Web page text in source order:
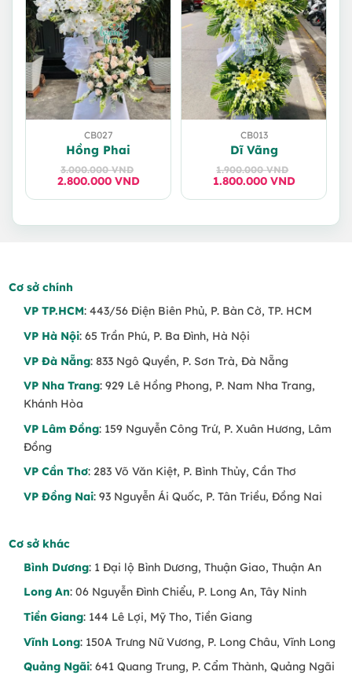
CB027
Hồng Phai
3.000.000VND
Giá
2.800.000 VND
Giá
CB013
Dĩ Vãng
1.900.000VND
Giá
1.800.000 VND
Giá
Cơ sở chính
VP TP.HCM: 443/56 Điện Biên Phủ, P. Bàn Cờ, TP. HCM
VP Hà Nội: 65 Trần Phú, P. Ba Đình, Hà Nội
VP Đà Nẵng: 833 Ngô Quyền, P. Sơn Trà, Đà Nẵng
VP Nha Trang: 929 Lê Hồng Phong, P. Nam Nha Trang,
Khánh Hòa
VP Lâm Đồng: 159 Nguyễn Công Trứ, P. Xuân Hương, Lâm
Đồng
VP Cần Thơ: 283 Võ Văn Kiệt, P. Bình Thủy, Cần Thơ
VP Đồng Nai: 93 Nguyễn Ái Quốc, P. Tân Triều, Đồng Nai
Cơ sở khác
Bình Dương: 1 Đại lộ Bình Dương, Thuận Giao, Thuận An
Long An: 06 Nguyễn Đình Chiểu, P. Long An, Tây Ninh
Tiền Giang: 144 Lê Lợi, Mỹ Tho, Tiền Giang
Vĩnh Long: 150A Trưng Nữ Vương, P. Long Châu, Vĩnh Long
Quảng Ngãi: 641 Quang Trung, P. Cẩm Thành, Quảng Ngãi